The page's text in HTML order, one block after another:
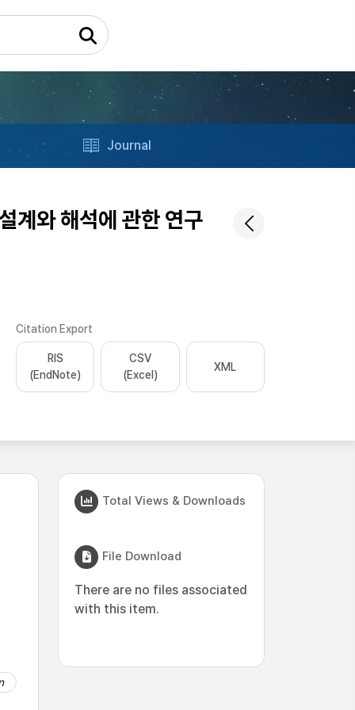
Journal
계와 해석에 관한 연구
Citation Export
RIS
(EndNote)
CSV
(Excel)
XML
Total Views & Downloads
File Download
There are no files associated
with this item.